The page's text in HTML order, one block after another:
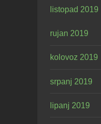
listopad 2019
rujan 2019
kolovoz 2019
srpanj 2019
lipanj 2019